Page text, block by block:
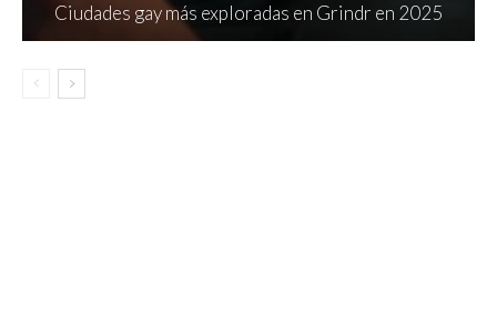
Ciudades gay más exploradas en Grindr en 2025